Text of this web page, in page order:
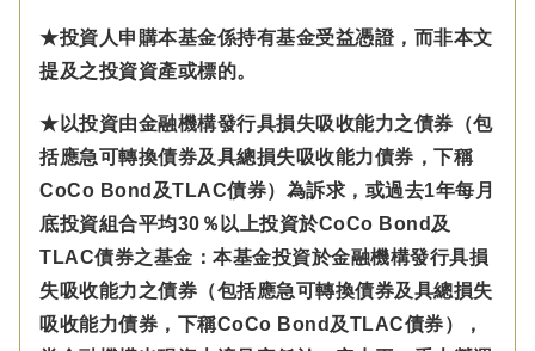
★投資人申購本基金係持有基金受益憑證，而非本文
提及之投資資產或標的。
★以投資由金融機構發行具損失吸收能力之債券（包
括應急可轉換債券及具總損失吸收能力債券，下稱
CoCo Bond及TLAC債券）為訴求，或過去1年每月
底投資組合平均30％以上投資於CoCo Bond及
TLAC債券之基金：本基金投資於金融機構發行具損
失吸收能力之債券（包括應急可轉換債券及具總損失
吸收能力債券，下稱CoCo Bond及TLAC債券），